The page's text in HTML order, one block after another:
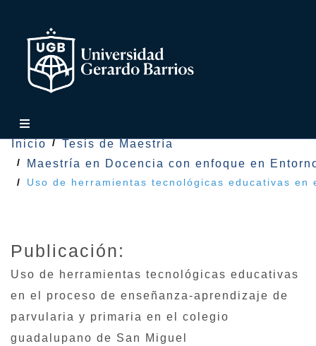
Inicio
Tesis de Maestría
Maestría en Docencia con enfoque en
Uso de herramientas tecnológicas educativas
Publicación:
Uso de herramientas tecnológicas educativas
en el proceso de enseñanza-aprendizaje de
parvularia y primaria en el colegio
guadalupano de San Miguel